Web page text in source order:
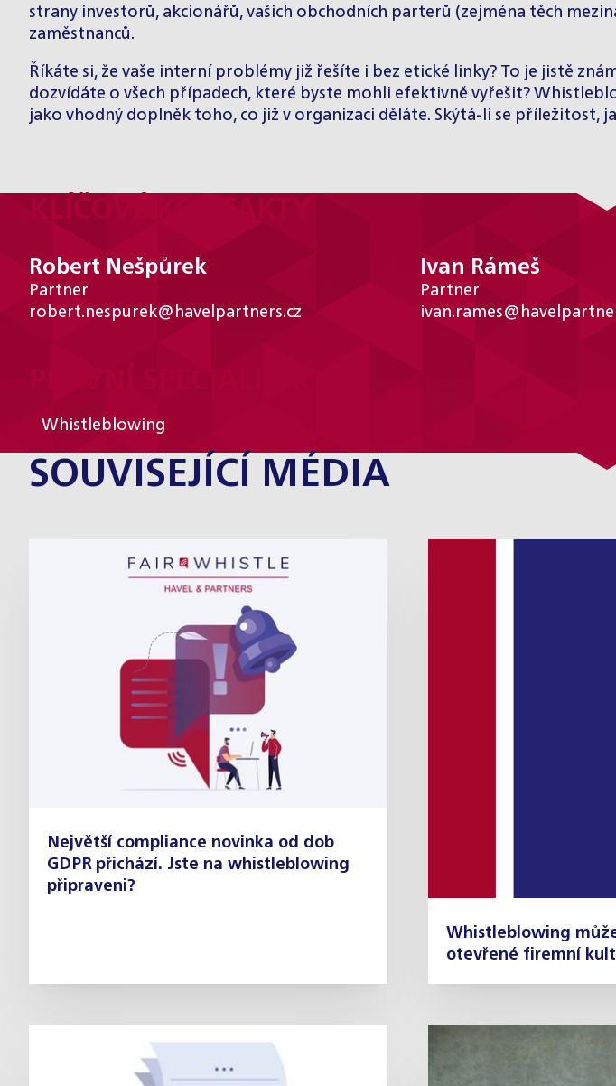
strany investorů, akcionářů, vašich obchodních parterů (zejména těch
zaměstnanců.
Říkáte si, že vaše interní problémy již řešíte i bez etické linky? To je jistě
dozvídáte o všech případech, které byste mohli efektivně vyřešit?
jako vhodný doplněk toho, co již v organizaci děláte. Skýtá-li se příležitost,
Robert Nešpůrek
Partner
robert.nespurek@havelpartners.cz
Ivan Rámeš
Partner
Whistleblowing
SOUVISEJÍCÍ MÉDIA
Největší compliance novinka od dob
GDPR přichází. Jste na whistleblowing
připraveni?
Whistleblowing
otevřené firemní